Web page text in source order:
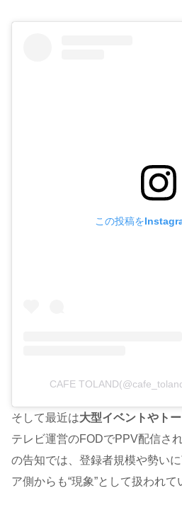
この投稿を
CAFE
そして最近は大型イベントやト
テレビ運営のFODでPPV配信さ
の告知では、登録者規模や勢い
ア側からも“現象”として扱われて